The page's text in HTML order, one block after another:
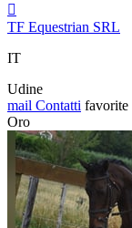

TF Equestrian SRL
IT
Udine
mail Contatti favorite
Oro